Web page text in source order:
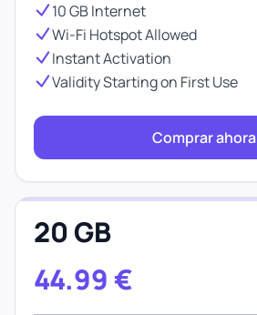
10 GB Internet
Wi-Fi Hotspot Allowed
Instant Activation
Validity Starting on First Use
Comprar ahora
20 GB
44.99 €